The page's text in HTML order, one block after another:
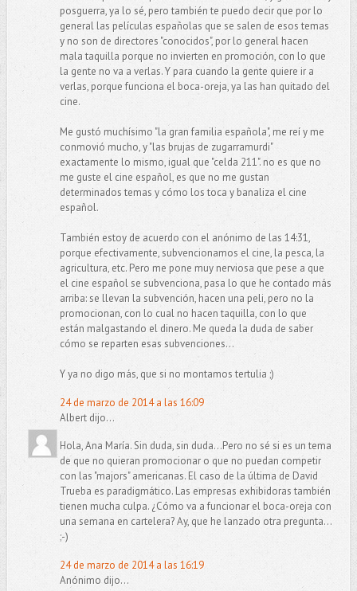
posguerra, ya lo sé, pero también te puedo decir que por lo
general las películas españolas que se salen de esos temas
y no son de directores "conocidos", por lo general hacen
mala taquilla porque no invierten en promoción, con lo que
la gente no va a verlas. Y para cuando la gente quiere ir a
verlas, porque funciona el boca-oreja, ya las han quitado del
cine.
Me gustó muchísimo "la gran familia española", me reí y me
conmovió mucho, y "las brujas de zugarramurdi"
exactamente lo mismo, igual que "celda 211". no es que no
me guste el cine español, es que no me gustan
determinados temas y cómo los toca y banaliza el cine
español.
También estoy de acuerdo con el anónimo de las 14:31,
porque efectivamente, subvencionamos el cine, la pesca, la
agricultura, etc. Pero me pone muy nerviosa que pese a que
el cine español se subvenciona, pasa lo que he contado más
arriba: se llevan la subvención, hacen una peli, pero no la
promocionan, con lo cual no hacen taquilla, con lo que
están malgastando el dinero. Me queda la duda de saber
cómo se reparten esas subvenciones...
Y ya no digo más, que si no montamos tertulia ;)
24 de marzo de 2014 a las 16:09
Albert dijo...
Hola, Ana María. Sin duda, sin duda...Pero no sé si es un tema
de que no quieran promocionar o que no puedan competir
con las "majors" americanas. El caso de la última de David
Trueba es paradigmático. Las empresas exhibidoras también
tienen mucha culpa. ¿Cómo va a funcionar el boca-oreja con
una semana en cartelera? Ay, que he lanzado otra pregunta...
;-)
24 de marzo de 2014 a las 16:19
Anónimo dijo...